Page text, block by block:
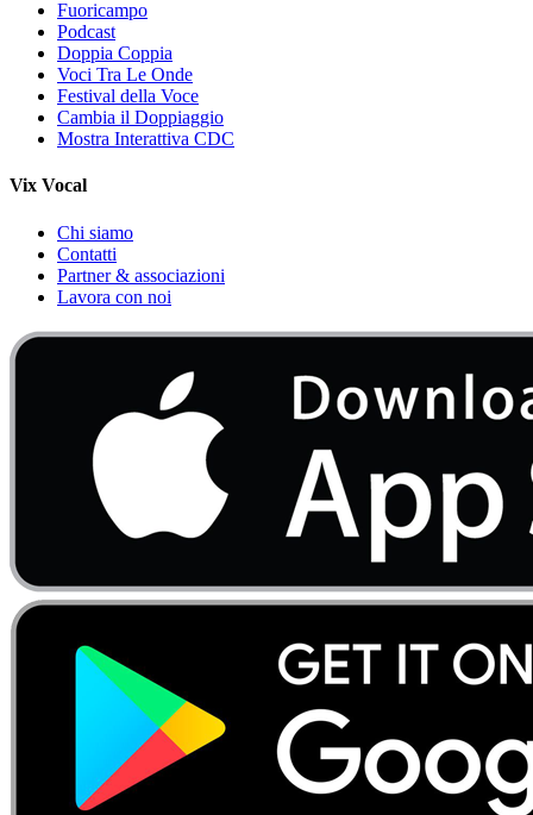
Fuoricampo
Podcast
Doppia Coppia
Voci Tra Le Onde
Festival della Voce
Cambia il Doppiaggio
Mostra Interattiva CDC
Vix Vocal
Chi siamo
Contatti
Partner & associazioni
Lavora con noi